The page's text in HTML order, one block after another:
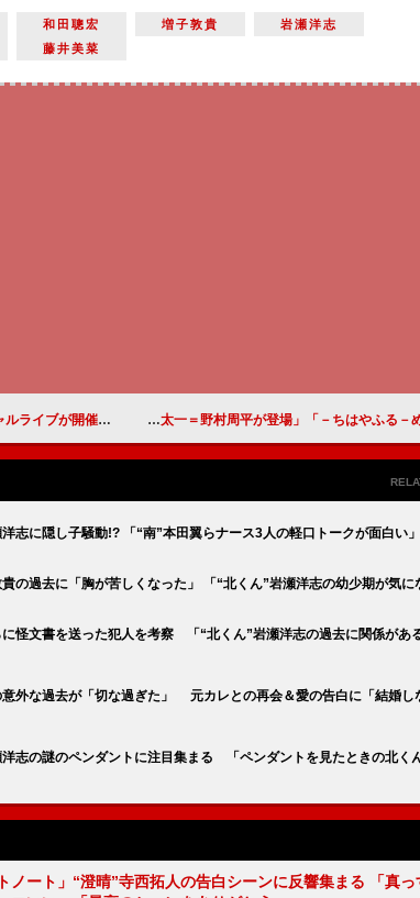
和田聰宏 増子敦貴
岩瀬洋志
藤井美菜
、Machicoが大阪堺に集結
志に隠し子騒動!? 「“南”本田翼らナース3人の軽口トークが面白い」
の過去に「胸が苦しくなった」 「“北くん”岩瀬洋志の幼少期が気に
に怪文書を送った犯人を考察 「“北くん”岩瀬洋志の過去に関係があ
意外な過去が「切な過ぎた」 元カレとの再会＆愛の告白に「結婚し
洋志の謎のペンダントに注目集まる 「ペンダントを見たときの北く
ノート」“澄晴”寺西拓人の告白シーンに反響集まる 「真